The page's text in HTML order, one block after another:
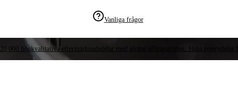
Vanliga frågor
20 000 högkvalitativa eftermarknadsdelar med global tillgänglighet. Hitta reservdelar